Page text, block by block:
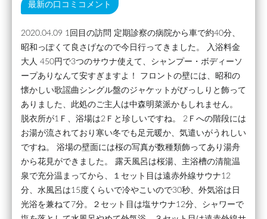
最新の口コミコメント
2020.04.09 1回目の訪問 定期診察の病院から車で約40分、
昭和っぽくて良さげなので今日行ってきました。 入浴料金
大人 450円で3つのサウナ使えて、シャンプー・ボディーソ
ープありなんて安すぎますよ！ フロントの壁には、昭和の
懐かしい歌謡曲シングル盤のジャケットがびっしりと飾って
ありました、此処のご主人は中森明菜派かもしれません。
脱衣所が1Ｆ、浴場は2Ｆと珍しいですね。 2Ｆへの階段には
お湯が流されており寒い冬でも足元暖か、気遣いがうれしい
ですね。 浴場の壁面には桜の写真が数種類飾ってあり湯舟
から花見ができました。 露天風呂は桜湯、主浴槽の清龍温
泉で充分温まってから、１セット目は遠赤外線サウナ12
分、水風呂は15度くらいで冷やこいので30秒、外気浴は日
光浴を兼ねて7分。２セット目は塩サウナ12分、シャワーで